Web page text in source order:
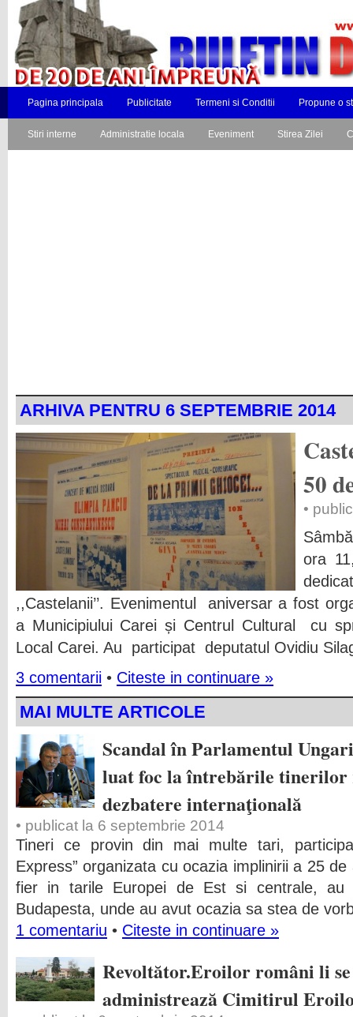
Pagina principala Publicitate Termeni si Conditii Propune o
Stiri interne Administratie locala Eveniment Stirea Zilei
ARHIVA PENTRU 6 SEPTEMBRIE 2014
50
•
ora
,,Castelanii’’. Evenimentul aniversar a fost
a Municipiului Carei și Centrul Cultural cu
Local Carei. Au participat deputatul Ovidiu
3 comentarii • Citeste in continuare »
MAI MULTE ARTICOLE
Scandal în Parlamentul
luat foc la întrebările tinerilor
dezbatere internaţională
• publicat la 6 septembrie 2014
Tineri ce provin din mai multe tari,
Express” organizata cu ocazia implinirii a 25
fier in tarile Europei de Est si centrale, au
Budapesta, unde au avut ocazia sa stea de
1 comentariu • Citeste in continuare »
Revoltător.Eroilor români li
administrează Cimitirul